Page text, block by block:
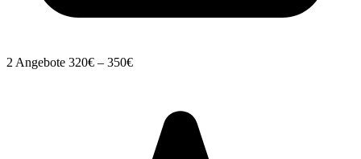
2 Angebote 320€ – 350€